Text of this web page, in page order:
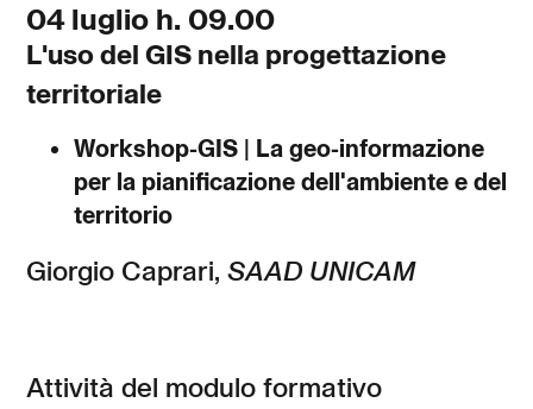
04 luglio h. 09.00
L'uso del GIS nella progettazione
territoriale
Workshop-GIS | La geo-informazione
per la pianificazione dell'ambiente e del
territorio
Giorgio Caprari, SAAD UNICAM
Attività del modulo formativo